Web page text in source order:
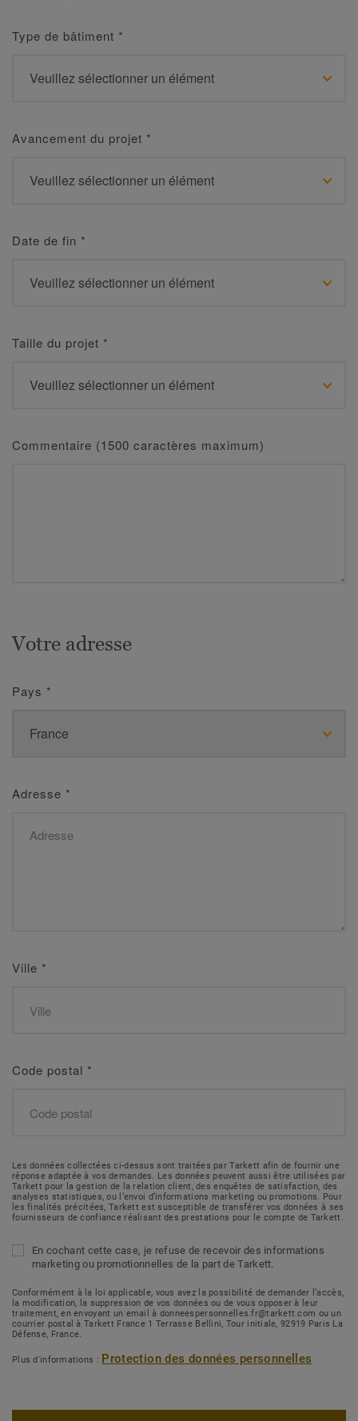
Type de bâtiment *
Avancement du projet *
Date de fin *
Taille du projet *
Commentaire (1500 caractères maximum)
Votre adresse
Pays *
Adresse *
Ville *
Code postal *
Les données collectées ci-dessus sont traitées par Tarkett afin de fournir une
réponse adaptée à vos demandes. Les données peuvent aussi être utilisées par
Tarkett pour la gestion de la relation client, des enquêtes de satisfaction, des
analyses statistiques, ou l’envoi d’informations marketing ou promotions. Pour
les finalités précitées, Tarkett est susceptible de transférer vos données à ses
fournisseurs de confiance réalisant des prestations pour le compte de Tarkett.
En cochant cette case, je refuse de recevoir des informations
marketing ou promotionnelles de la part de Tarkett.
Conformément à la loi applicable, vous avez la possibilité de demander l’accès,
la modification, la suppression de vos données ou de vous opposer à leur
traitement, en envoyant un email à donneespersonnelles.fr@tarkett.com ou un
courrier postal à Tarkett France 1 Terrasse Bellini, Tour initiale, 92919 Paris La
Défense, France.
Plus d'informations : Protection des données personnelles